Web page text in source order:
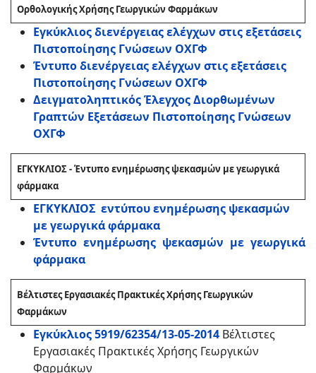
Ορθολογικής Χρήσης Γεωργικών Φαρμάκων
Εγκύκλιος διενέργειας ελέγχων στις εξετάσεις
Πιστοποίησης Γνώσεων ΟΧΓΦ
Έντυπο διενέργειας ελέγχων στις εξετάσεις
Πιστοποίησης Γνώσεων ΟΧΓΦ
Δειγματοληπτικός Έλεγχος Διορθωμένων
Γραπτών Εξετάσεων Πιστοποίησης Γνώσεων
ΟΧΓΦ
ΕΓΚΥΚΛΙΟΣ - Έντυπο ενημέρωσης ψεκασμών με γεωργικά
φάρμακα
ΕΓΚΥΚΛΙΟΣ εντύπου ενημέρωσης ψεκασμών
με γεωργικά φάρμακα
Έντυπο ενημέρωσης ψεκασμών με γεωργικά
φάρμακα
Βέλτιστες Εργασιακές Πρακτικές Χρήσης Γεωργικών
Φαρμάκων
Εγκύκλιος 5919/62354/13-05-2014 Βέλτιστες
Εργασιακές Πρακτικές Χρήσης Γεωργικών
Φαρμάκων